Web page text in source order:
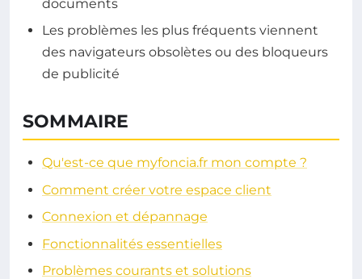
documents
Les problèmes les plus fréquents viennent
des navigateurs obsolètes ou des bloqueurs
de publicité
SOMMAIRE
Qu'est-ce que myfoncia.fr mon compte ?
Comment créer votre espace client
Connexion et dépannage
Fonctionnalités essentielles
Problèmes courants et solutions